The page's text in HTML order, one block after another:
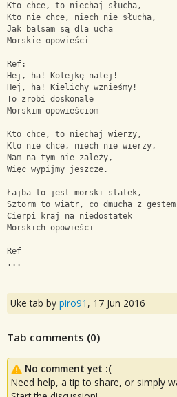
Kto chce, to niechaj słucha,
Kto nie chce, niech nie słucha,
Jak balsam są dla ucha
Morskie opowieści
Ref:
Hej, ha! Kolejkę nalej!
Hej, ha! Kielichy wznieśmy!
To zrobi doskonale
Morskim opowieściom
Kto chce, to niechaj wierzy,
Kto nie chce, niech nie wierzy,
Nam na tym nie zależy,
Więc wypijmy jeszcze.
Łajba to jest morski statek,
Sztorm to wiatr, co dmucha z
Cierpi kraj na niedostatek
Morskich opowieści
Ref
...
Uke tab by piro91 , 17 Jun 2016
Tab comments (0)
No comment yet :(
Need help, a tip to share, or simply